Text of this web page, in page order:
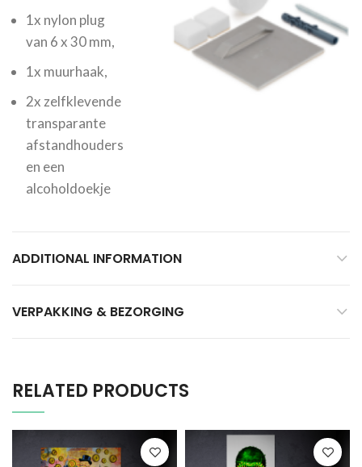
1x nylon plug
van 6 x 30 mm,
1x muurhaak,
2x zelfklevende
transparante
afstandhouders
en een
alcoholdoekje
ADDITIONAL INFORMATION
VERPAKKING & BEZORGING
RELATED PRODUCTS